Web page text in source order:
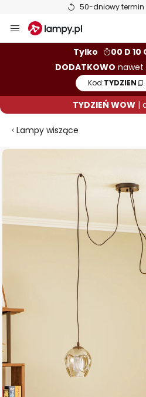
50-dniowy termin
Przejdź
do
Tylko
00 D 10
DODATKOWO nawet
Kod:TYDZIEN
TYDZIEŃ WOW|
Lampy wiszące
Przejdź